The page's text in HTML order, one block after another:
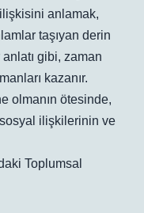
anlamak,
taşıyan derin
gibi, zaman
kazanır.
olmanın ötesinde,
sosyal ilişkilerinin ve
Toplumsal